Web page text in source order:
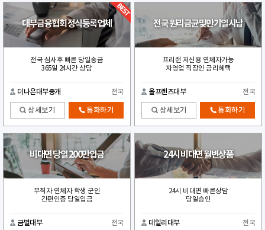
대부금융협회 정식등록업체
전국 심사후 빠른 당일송금
365일 24시간 상담
더나은대부중개 전국
상세보기 통화하기
전국 원리금균및만기일시납
프리랜 저신용 연체자가능
자영업 직장인 금리혜택
올프렌즈대부 전국
상세보기 통화하기
비대면 당일 200만입금
무직자 연체자 학생 군인
간편인증 당일입금
금별대부 전국
24시 비대면 월변상품
24시 비대면 빠른상담
당일승인
데일리대부 전국